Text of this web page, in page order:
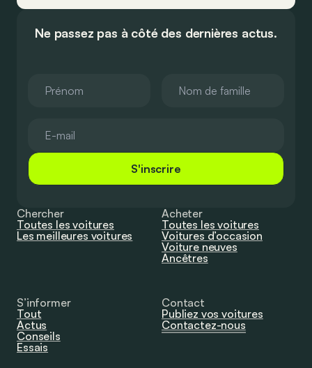
Ne passez pas à côté des dernières actus.
S'inscrire
Chercher
Toutes les voitures
Les meilleures voitures
Acheter
Toutes les voitures
Voitures d’occasion
Voiture neuves
Ancêtres
S’informer
Tout
Actus
Conseils
Essais
Contact
Publiez vos voitures
Contactez-nous